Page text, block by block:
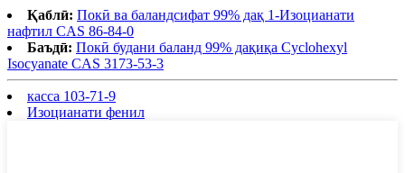
Қаблӣ: Покӣ ва баландсифат 99% дақ 1-Изоцианати
нафтил CAS 86-84-0
Баъдӣ: Покӣ будани баланд 99% дақиқа Cyclohexyl
Isocyanate CAS 3173-53-3
касса 103-71-9
Изоцианати фенил